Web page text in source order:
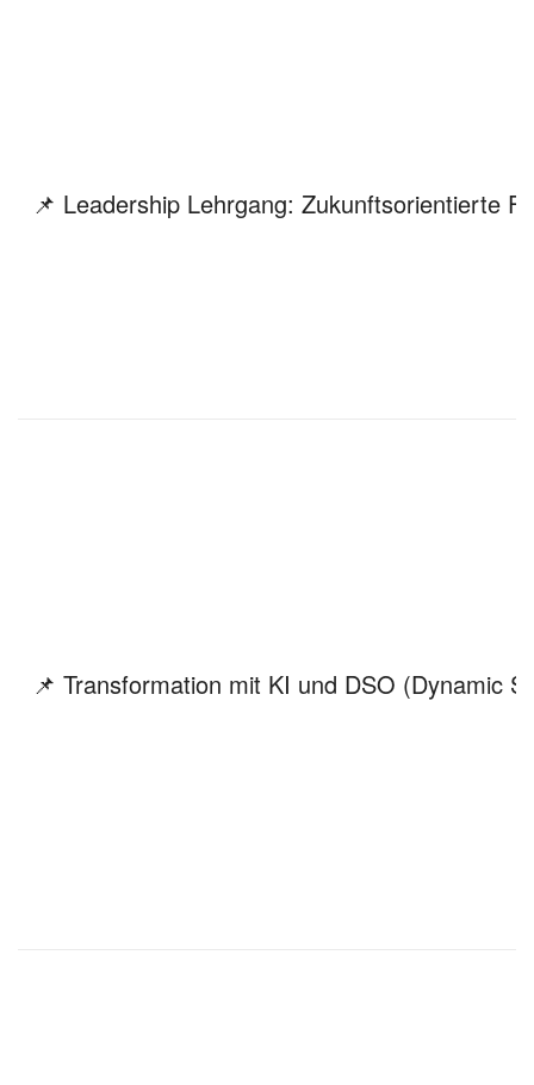
📌 Leadership Lehrgang: Zukunftsorientierte
📌 Transformation mit KI und DSO (Dynamic